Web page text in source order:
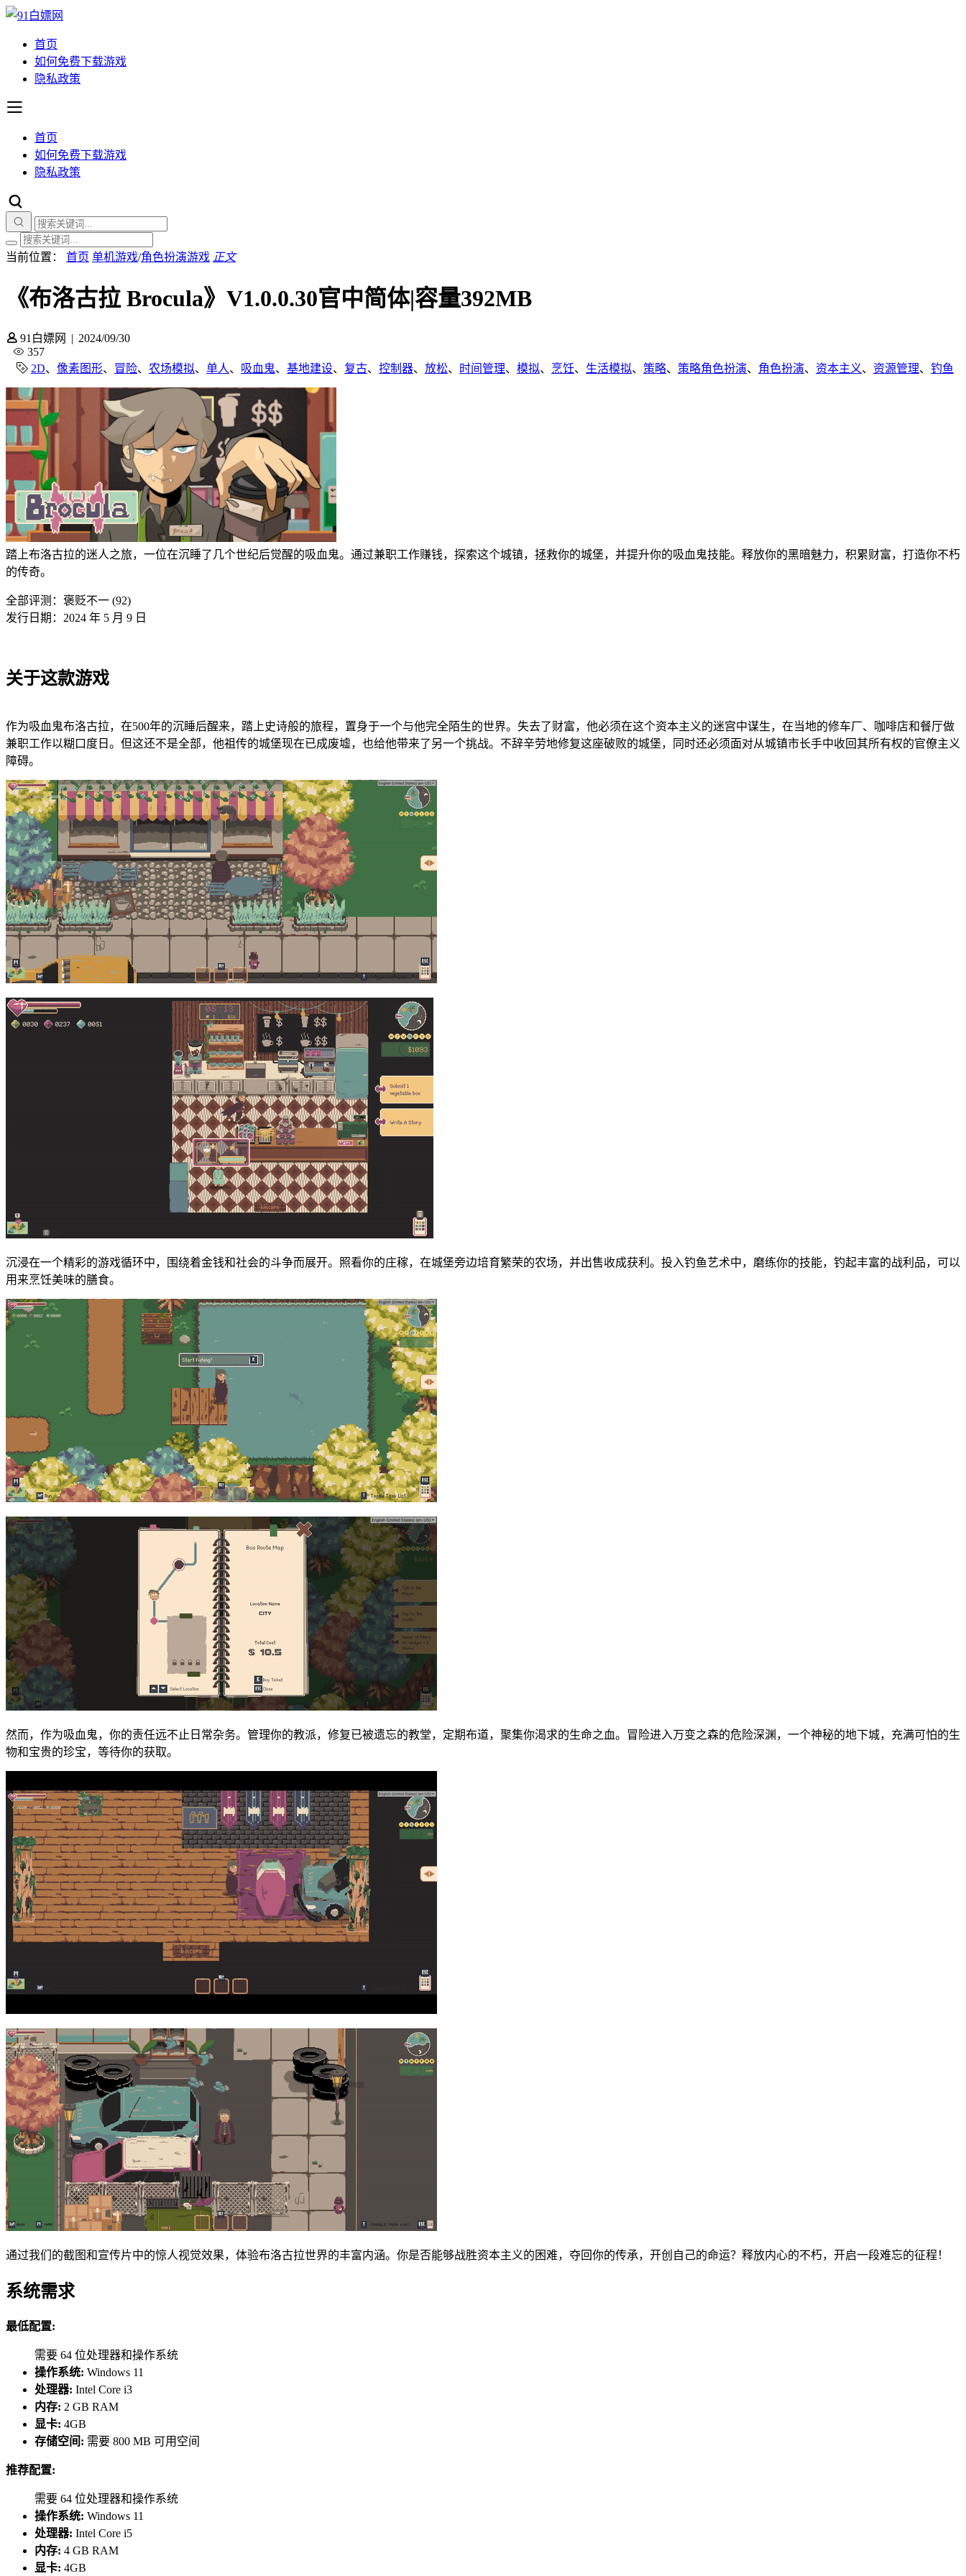
首页
如何免费下载游戏
隐私政策
首页
如何免费下载游戏
隐私政策
当前位置： 首页 单机游戏/角色扮演游戏 正文
《布洛古拉 Brocula》V1.0.0.30官中简体|容量392MB
91白嫖网 | 2024/09/30
357
2D、 像素图形、 冒险、 农场模拟、 单人、 吸血鬼、 基地建设、 复古、 控制器、 放松、 时间管理、 模拟、 烹饪、 生活模拟、 策略、 策略角色扮演、 角色扮演、 资本主义、 资源管理、 钓鱼
踏上布洛古拉的迷人之旅，一位在沉睡了几个世纪后觉醒的吸血鬼。通过兼职工作赚钱，探索这个城镇，拯救你的城堡，并提升你的吸血鬼技能。释放你的黑暗魅力，积累财富，打造你不朽
的传奇。
全部评测： 褒贬不一 (92)
发行日期：2024 年 5 月 9 日
关于这款游戏
作为吸血鬼布洛古拉，在500年的沉睡后醒来，踏上史诗般的旅程，置身于一个与他完全陌生的世界。失去了财富，他必须在这个资本主义的迷宫中谋生，在当地的修车厂、咖啡店和餐厅做
兼职工作以糊口度日。但这还不是全部，他祖传的城堡现在已成废墟，也给他带来了另一个挑战。不辞辛劳地修复这座破败的城堡，同时还必须面对从城镇市长手中收回其所有权的官僚主义
障碍。
沉浸在一个精彩的游戏循环中，围绕着金钱和社会的斗争而展开。照看你的庄稼，在城堡旁边培育繁荣的农场，并出售收成获利。投入钓鱼艺术中，磨练你的技能，钓起丰富的战利品，可以
用来烹饪美味的膳食。
然而，作为吸血鬼，你的责任远不止日常杂务。管理你的教派，修复已被遗忘的教堂，定期布道，聚集你渴求的生命之血。冒险进入万变之森的危险深渊，一个神秘的地下城，充满可怕的生
物和宝贵的珍宝，等待你的获取。
通过我们的截图和宣传片中的惊人视觉效果，体验布洛古拉世界的丰富内涵。你是否能够战胜资本主义的困难，夺回你的传承，开创自己的命运？释放内心的不朽，开启一段难忘的征程！
系统需求
最低配置:
需要 64 位处理器和操作系统
操作系统: Windows 11
处理器: Intel Core i3
内存: 2 GB RAM
显卡: 4GB
存储空间: 需要 800 MB 可用空间
推荐配置:
需要 64 位处理器和操作系统
操作系统: Windows 11
处理器: Intel Core i5
内存: 4 GB RAM
显卡: 4GB